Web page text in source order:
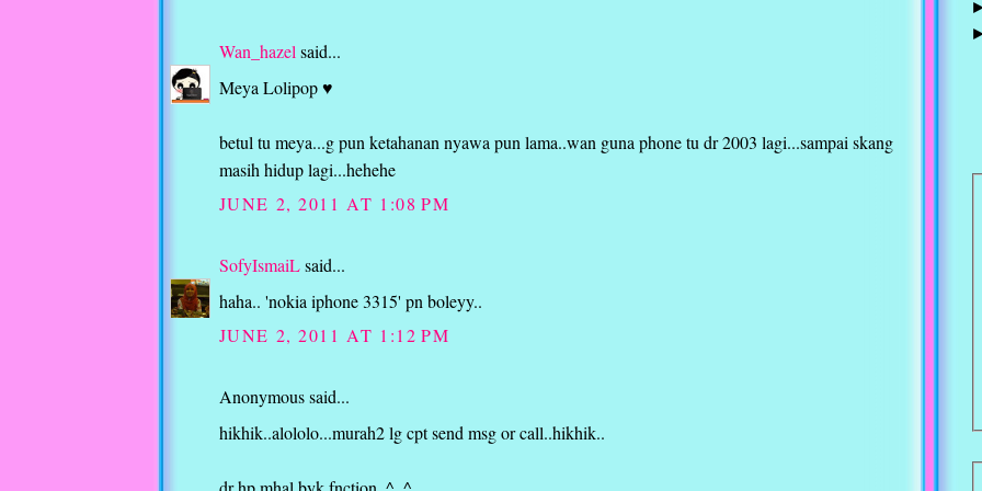
Wan_hazel said...
Meya Lolipop ♥
betul tu meya...g pun ketahanan nyawa pun lama..wan guna phone tu dr 2003 lagi...sampai skang
masih hidup lagi...hehehe
JUNE 2, 2011 AT 1:08 PM
SofyIsmaiLsaid...
haha.. 'nokia iphone 3315' pn boleyy..
JUNE 2, 2011 AT 1:12 PM
Anonymous said...
hikhik..alololo...murah2 lg cpt send msg or call..hikhik..